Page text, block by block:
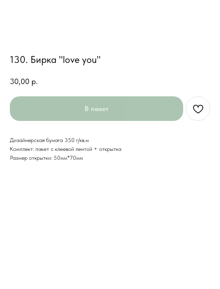
130. Бирка "love you"
30,00 р.
В пакет
Дизайнерская бумага 350 г/кв.м
Комплект: пакет с клеевой лентой + открытка
Размер открытки: 50мм*70мм